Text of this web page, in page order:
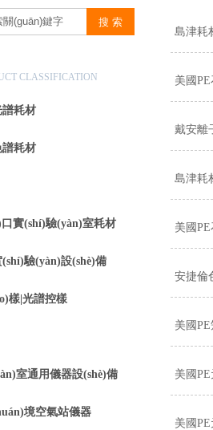
CLASSIFICATION
譜耗材
耗材
實(shí)驗(yàn)室耗材
驗(yàn)設(shè)備
樣|光譜控樣
室通用儀器設(shè)備
境空氣站儀器
島津耗
美國
戴安離
島津耗
美國
安捷倫
美國
美國
美國